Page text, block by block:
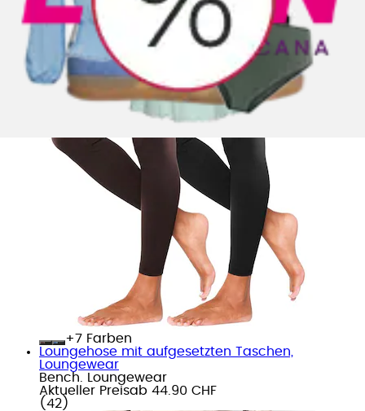
+
Farben
Loungehose mit aufgesetzten Taschen,
Loungewear
Bench. Loungewear
Aktueller Preisab 44.90 CHF
( 42 )